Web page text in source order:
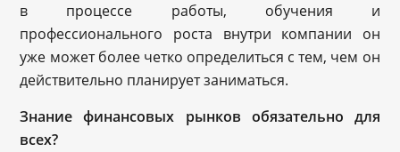
в процессе работы, обучения и
профессионального роста внутри компании он
уже может более четко определиться с тем, чем он
действительно планирует заниматься.
Знание финансовых рынков обязательно для
всех?